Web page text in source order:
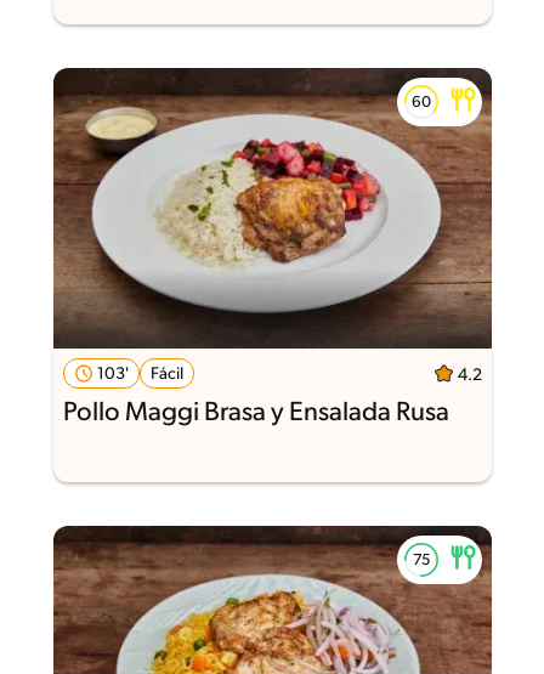
103' Fácil 4.2
Pollo Maggi Brasa y Ensalada Rusa